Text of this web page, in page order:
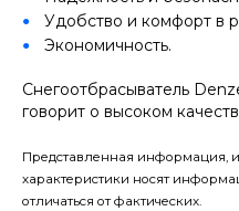
Удобство и комфорт в
Экономичность.
Снегоотбрасыватель
говорит о высоком
Представленная информация,
характеристики носят
отличаться от фактических.